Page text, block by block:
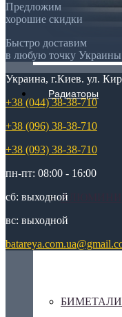
Радиаторы
Предложим
хорошие скидки
Быстро доставим
в любую точку Украины
Украина, г.Киев. ул.
+38 (044) 38-38-710
+38 (096) 38-38-710
+38 (093) 38-38-710
пн-пт: 08:00 - 16:00
сб: выходной
вс: выходной